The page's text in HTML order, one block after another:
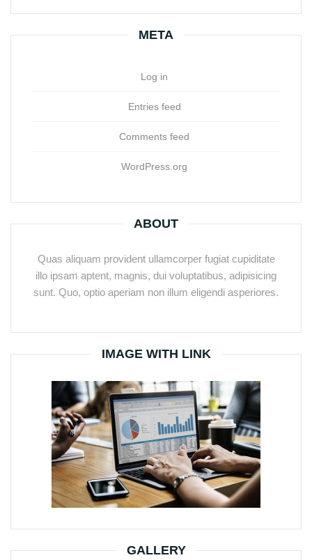
META
Log in
Entries feed
Comments feed
WordPress.org
ABOUT
Quas aliquam provident ullamcorper fugiat cupiditate
illo ipsam aptent, magnis, dui voluptatibus, adipisicing
sunt. Quo, optio aperiam non illum eligendi asperiores.
IMAGE WITH LINK
GALLERY